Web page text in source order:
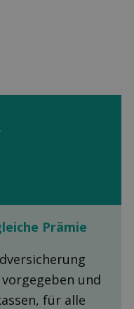
Prämie
und
für alle